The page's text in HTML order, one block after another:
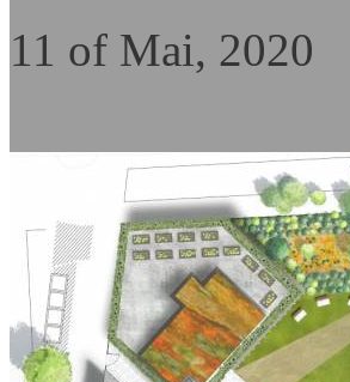
11 of Mai, 2020